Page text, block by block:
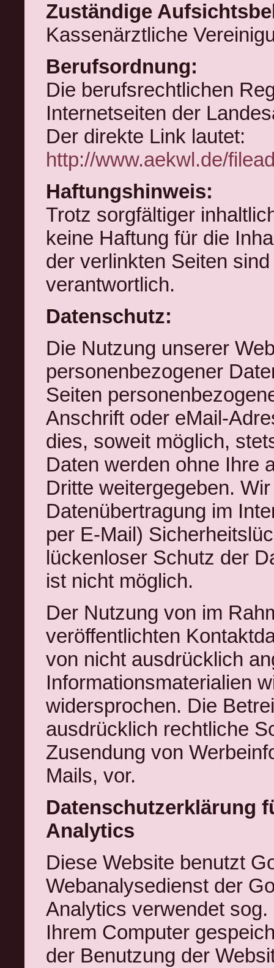
Zuständige
Kassenärztliche
Berufsordnung:
Die berufsrechtlichen
Internetseiten der
Der direkte Link lautet:
http://www.aekwl.de/
Haftungshinweis:
Trotz sorgfältiger
keine Haftung für die
der verlinkten Seiten
verantwortlich.
Datenschutz:
Die Nutzung unserer
personenbezogener
Seiten
Anschrift oder eMail-
dies, soweit möglich,
Daten werden ohne Ihre
Dritte weitergegeben.
Datenübertragung im
per E-Mail)
lückenloser Schutz der
ist nicht möglich.
Der Nutzung von im
veröffentlichten
von nicht ausdrücklich
Informationsmaterialien
widersprochen. Die
ausdrücklich rechtliche
Zusendung von
Mails, vor.
Datenschutzerklärung
Analytics
Diese Website benutzt
Webanalysedienst der
Analytics verwendet sog.
Ihrem Computer
der Benutzung der